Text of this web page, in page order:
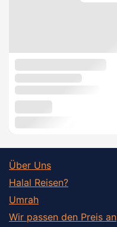
Über Uns
Halal Reisen?
Umrah
Wir passen den Preis an